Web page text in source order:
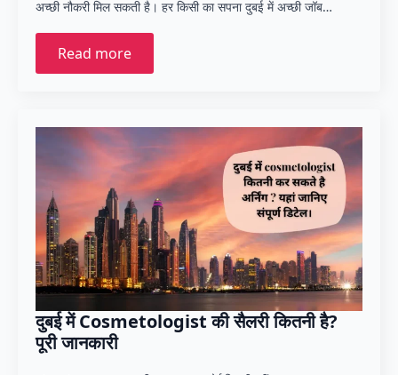
अच्छी नौकरी मिल सकती है। हर किसी का सपना दुबई में अच्छी जॉब…
Read more
दुबई में Cosmetologist की सैलरी कितनी है?
पूरी जानकारी